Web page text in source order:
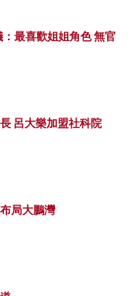
最喜歡姐姐角色 無官
呂大樂加盟社科院
局大鵬灣